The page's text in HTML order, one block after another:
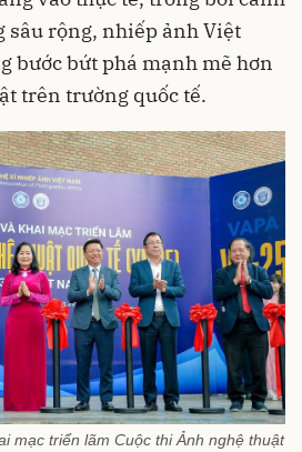
sâu rộng, nhiếp ảnh Việt
bước bứt phá mạnh mẽ hơn
trên trường quốc tế.
mạc triển lãm Cuộc thi Ảnh nghệ thuật